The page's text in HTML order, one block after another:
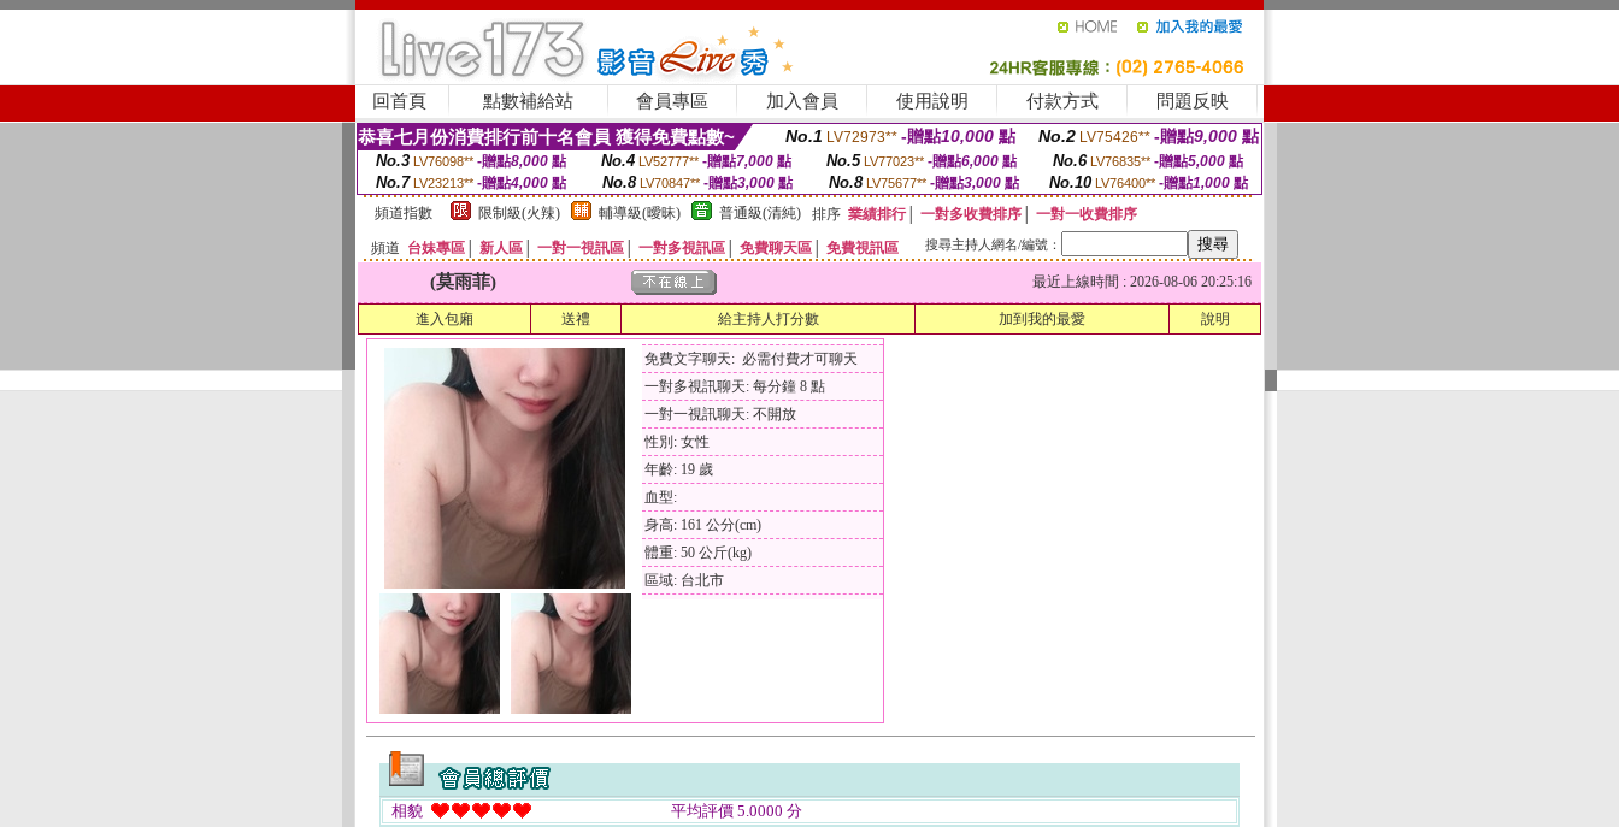
回首頁 點數補給站 會員專區 加入會員 使用說明 付款方式 問題反映
恭喜七月份消費排行前十名會員 獲得免費點數~ No.1 LV72973** -贈點10,000 點 No.2 LV75426** -贈點9,000 點
No.3 LV76098** -贈點8,000點 No.4 LV52777** -贈點7,000點 No.5 LV77023** -贈點6,000點 No.6 LV76835** -贈點5,000點
No.7 LV23213** -贈點4,000 點 No.8 LV70847** -贈點3,000 點 No.8 LV75677** -贈點3,000點 No.10 LV76400** -贈點1,000 點
頻道指數
限制級(火辣) 輔導級(曖昧) 普通級(清純) 排序 業績排行│ 一對多收費排序
一對一收費排序
頻道 台妹專區 新人區 一對一視訊區 一對多視訊區 免費聊天區 免費視訊區 搜尋主持人網名/編號：
(莫雨菲) 最近上線時間 : 2026-08-06 20:25:16
進入包廂 送禮 給主持人打分數 加到我的最愛 說明
免費文字聊天: 必需付費才可聊天
一對多視訊聊天: 每分鐘 8 點
一對一視訊聊天: 不開放
性別: 女性
年齡: 19 歲
血型:
身高: 161 公分(cm)
體重: 50 公斤(kg)
區域: 台北市
相貌
平均評價 5.0000 分